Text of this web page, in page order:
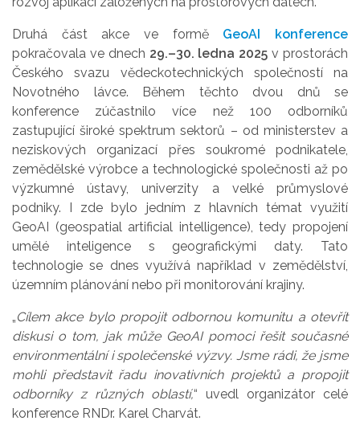
Druhá část akce ve formě GeoAI konference
pokračovala ve dnech 29.–30. ledna 2025 v prostorách
Českého svazu vědeckotechnických společností na
Novotného lávce. Během těchto dvou dnů se
konference zúčastnilo více než 100 odborníků
zastupující široké spektrum sektorů – od ministerstev a
neziskových organizací přes soukromé podnikatele,
zemědělské výrobce a technologické společnosti až po
výzkumné ústavy, univerzity a velké průmyslové
podniky. I zde bylo jedním z hlavních témat využití
GeoAI (geospatial artificial intelligence), tedy propojení
umělé inteligence s geografickými daty. Tato
technologie se dnes využívá například v zemědělství,
územním plánování nebo při monitorování krajiny.
„Cílem akce bylo propojit odbornou komunitu a otevřít
diskusi o tom, jak může GeoAI pomoci řešit současné
environmentální i společenské výzvy. Jsme rádi, že jsme
mohli představit řadu inovativních projektů a propojit
odborníky z různých oblastí,“ uvedl organizátor celé
konference RNDr. Karel Charvát.